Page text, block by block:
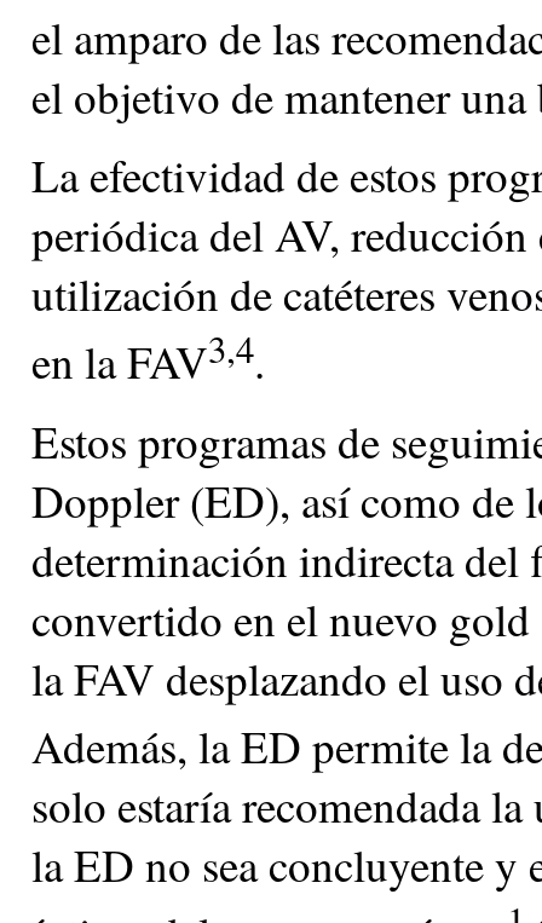
el amparo de las
el objetivo de mantener
La efectividad de estos
periódica del AV,
utilización de catéteres
en la FAV3,4.
Estos programas de
Doppler (ED), así como de
determinación indirecta del
convertido en el nuevo gold
la FAV desplazando el uso
Además, la ED permite la
solo estaría recomendada
la ED no sea concluyente y